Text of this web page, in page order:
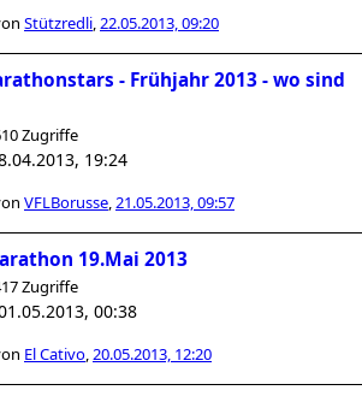
Stützredli,22.05.2013, 09:20
- Frühjahr 2013 - wo sind
Zugriffe
19:24
VFLBorusse,21.05.2013, 09:57
19.Mai 2013
Zugriffe
00:38
El Cativo,20.05.2013, 12:20